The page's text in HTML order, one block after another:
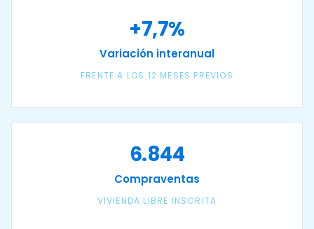
+7,7%
Variación interanual
FRENTE A LOS 12 MESES PREVIOS
6.844
Compraventas
VIVIENDA LIBRE INSCRITA